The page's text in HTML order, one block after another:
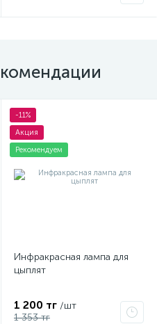
-11%
Акция
Рекомендуем
Инфракрасная лампа для
цыплят
1 200 тг /шт
1 353 тг